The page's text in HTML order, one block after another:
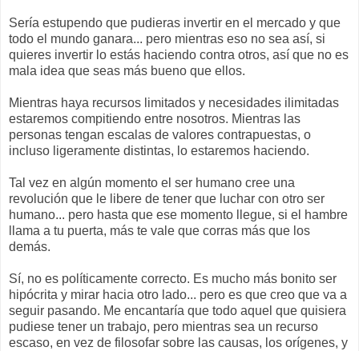
Sería estupendo que pudieras invertir en el mercado y que
todo el mundo ganara... pero mientras eso no sea así, si
quieres invertir lo estás haciendo contra otros, así que no es
mala idea que seas más bueno que ellos.
Mientras haya recursos limitados y necesidades ilimitadas
estaremos compitiendo entre nosotros. Mientras las
personas tengan escalas de valores contrapuestas, o
incluso ligeramente distintas, lo estaremos haciendo.
Tal vez en algún momento el ser humano cree una
revolución que le libere de tener que luchar con otro ser
humano... pero hasta que ese momento llegue, si el hambre
llama a tu puerta, más te vale que corras más que los
demás.
Sí, no es políticamente correcto. Es mucho más bonito ser
hipócrita y mirar hacia otro lado... pero es que creo que va a
seguir pasando. Me encantaría que todo aquel que quisiera
pudiese tener un trabajo, pero mientras sea un recurso
escaso, en vez de filosofar sobre las causas, los orígenes, y